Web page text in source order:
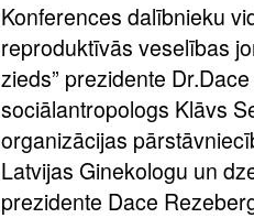
Konferences dalībnieku
reproduktīvās veselības
zieds” prezidente
sociālantropologs Klāvs
organizācijas
Latvijas Ginekologu un
prezidente Dace